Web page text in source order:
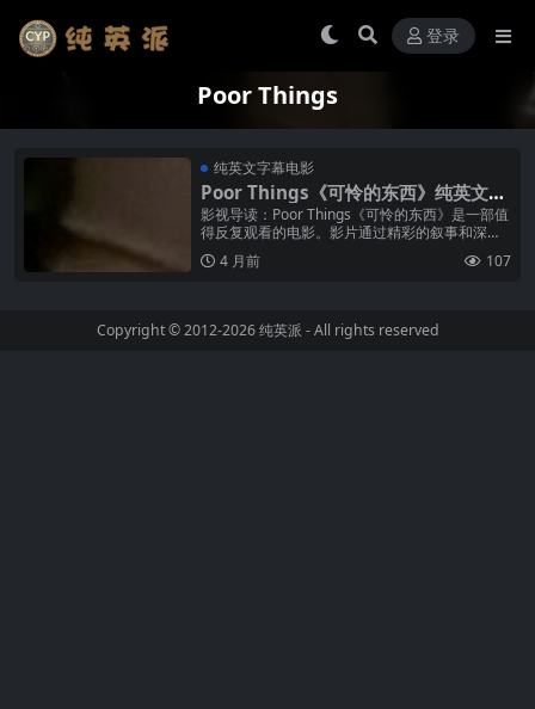
登录
Poor Things
纯英文字幕电影
Poor Things《可怜的东西》纯英文字
幕高清MP4下载
影视导读：Poor Things《可怜的东西》是一部值
得反复观看的电影。影片通过精彩的叙事和深刻
的人物刻画，展现了独特的艺术魅力。无论是主
角贝拉的成长蜕变，还是...
4 月前 107
Copyright © 2012-2026纯英派 - All rights reserved